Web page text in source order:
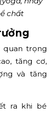
chất
quan trọng
tăng cơ,
và tăng
ra khi bé